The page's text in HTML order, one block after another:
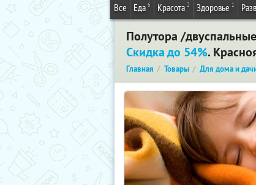
Все Еда 6 Красота 2 Здоровье 1
Полутора /
Скидка до 54%.
Главная Товары Для дома и